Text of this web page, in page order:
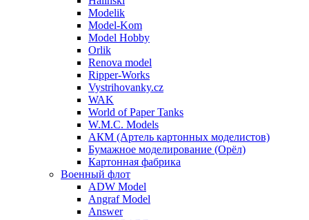
Modelik
Model-Kom
Model Hobby
Orlik
Renova model
Ripper-Works
Vystrihovanky.cz
WAK
World of Paper Tanks
W.M.C. Models
АКМ (Артель картонных моделистов)
Бумажное моделирование (Орёл)
Картонная фабрика
Военный флот
ADW Model
Angraf Model
Answer